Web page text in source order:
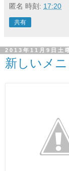
匿名 時刻: 17:20
共有
2013年11月9日土
新しいメニ